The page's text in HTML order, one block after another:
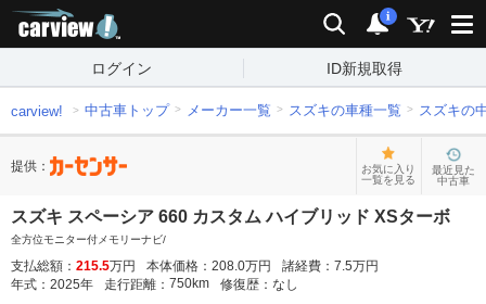
検索 通知
i
ログイン ID新規取得
carview! 中古車トップ メーカー一覧 スズキの車種一覧 スズキの
提供：
お気に入り
一覧を見る
最近見た
中古車
スズキ スペーシア 660 カスタム ハイブリッド XSターボ
全方位モニター付メモリーナビ/
支払総額： 215.5万円 本体価格： 208.0万円 諸経費： 7.5万円
年式： 2025年 走行距離： 750km 修復歴： なし